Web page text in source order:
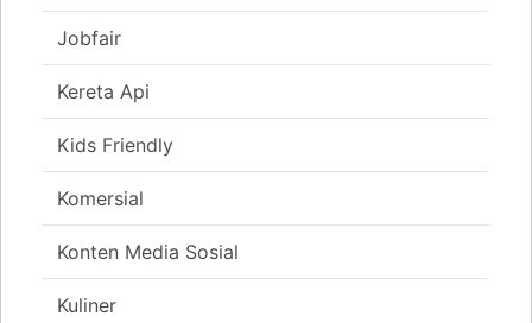
Jobfair
Kereta Api
Kids Friendly
Komersial
Konten Media Sosial
Kuliner